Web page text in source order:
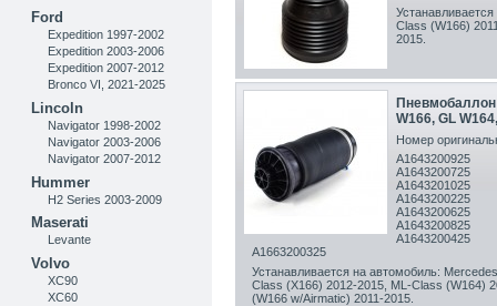
Ford
Expedition 1997-2002
Expedition 2003-2006
Expedition 2007-2012
Bronco VI, 2021-2025
Lincoln
Navigator 1998-2002
Navigator 2003-2006
Navigator 2007-2012
Hummer
H2 Series 2003-2009
Maserati
Levante
Volvo
XC90
XC60
Class (W166)
2015 .
Пневмобаллон
W166, GL
Номер
A1643200925
A1643200725
A1643201025
A1643200225
A1643200625
A1643200825
A1643200425
A1663200325
Устанавливается на автомобиль:
Class (X166) 2012-2015, ML-Class (W164)
(W166 w/Airmatic) 2011-2015.